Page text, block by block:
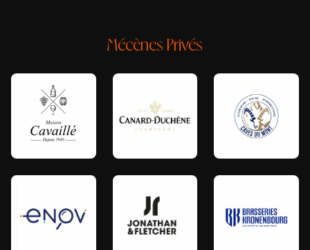
Mécènes Privés